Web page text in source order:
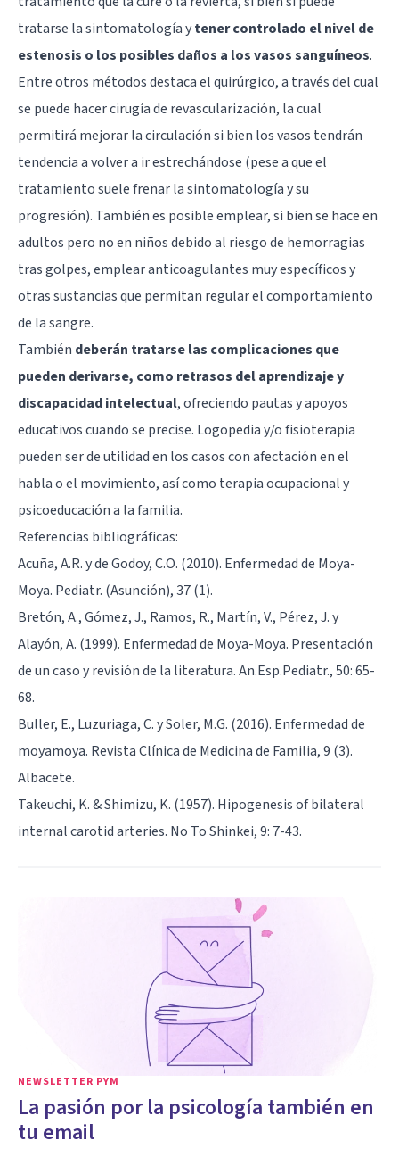
tratarse la sintomatología ytener controlado el nivel de
estenosis o los posibles daños a los vasos sanguíneos.
Entre otros métodos destaca el quirúrgico, a través del cual
se puede hacer cirugía de revascularización, la cual
permitirá mejorar la circulación si bien los vasos tendrán
tendencia a volver a ir estrechándose (pese a que el
tratamiento suele frenar la sintomatología y su
progresión). También es posible emplear, si bien se hace en
adultos pero no en niños debido al riesgo de hemorragias
tras golpes, emplear anticoagulantes muy específicos y
otras sustancias que permitan regular el comportamiento
de la sangre.
También deberán tratarse las complicaciones que
pueden derivarse, como retrasos del aprendizaje y
discapacidad intelectual, ofreciendo pautas y apoyos
educativos cuando se precise. Logopedia y/o fisioterapia
pueden ser de utilidad en los casos con afectación en el
habla o el movimiento, así como terapia ocupacional y
psicoeducación a la familia.
Referencias bibliográficas:
Acuña, A.R. y de Godoy, C.O. (2010). Enfermedad de Moya-
Moya. Pediatr. (Asunción), 37 (1).
Bretón, A., Gómez, J., Ramos, R., Martín, V., Pérez, J. y
Alayón, A. (1999). Enfermedad de Moya-Moya. Presentación
de un caso y revisión de la literatura. An.Esp.Pediatr., 50: 65-
68.
Buller, E., Luzuriaga, C. y Soler, M.G. (2016). Enfermedad de
moyamoya. Revista Clínica de Medicina de Familia, 9 (3).
Albacete.
Takeuchi, K. & Shimizu, K. (1957). Hipogenesis of bilateral
internal carotid arteries. No To Shinkei, 9: 7-43.
NEWSLETTER PYM
La pasión por la psicología también en
tu email